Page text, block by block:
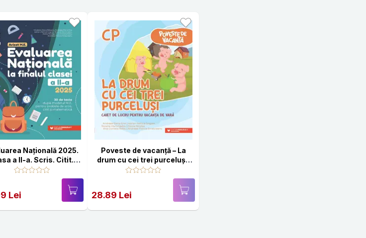
Națională 2025.
a II-a. Scris. Citit.
Matematică
Lei
Poveste de vacanţă – La
drum cu cei trei purceluși:
caiet de lucru pentru
vacanţa de vară: clasa
28.89 Lei